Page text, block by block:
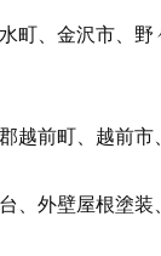
町、金沢市、野
越前町、越前市
、外壁屋根塗装